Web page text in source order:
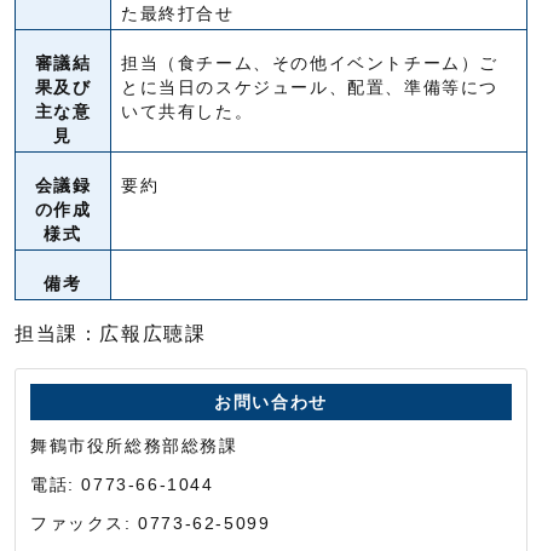
た最終打合せ
審議結
果及び
主な意
見
担当（食チーム、その他イベントチーム）ご
とに当日のスケジュール、配置、準備等につ
いて共有した。
会議録
の作成
様式
要約
備考
担当課：広報広聴課
お問い合わせ
舞鶴市役所総務部総務課
電話: 0773-66-1044
ファックス: 0773-62-5099